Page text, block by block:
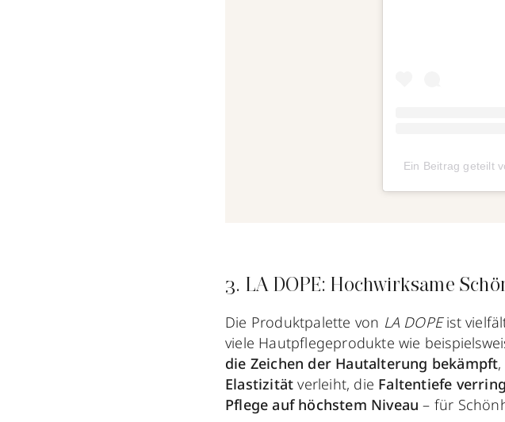
Ein Beitrag geteilt
3. LA DOPE: Hochwirksame
Die Produktpalette von LA DOPEist
viele Hautpflegeprodukte wie
die Zeichen der Hautalterung bekämpft
Elastizität verleiht, die Faltentiefe
Pflege auf höchstem Niveau– für